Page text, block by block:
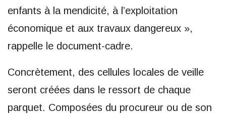
enfants à la mendicité, à l’exploitation
économique et aux travaux dangereux »,
rappelle le document-cadre.
Concrètement, des cellules locales de veille
seront créées dans le ressort de chaque
parquet. Composées du procureur ou de son